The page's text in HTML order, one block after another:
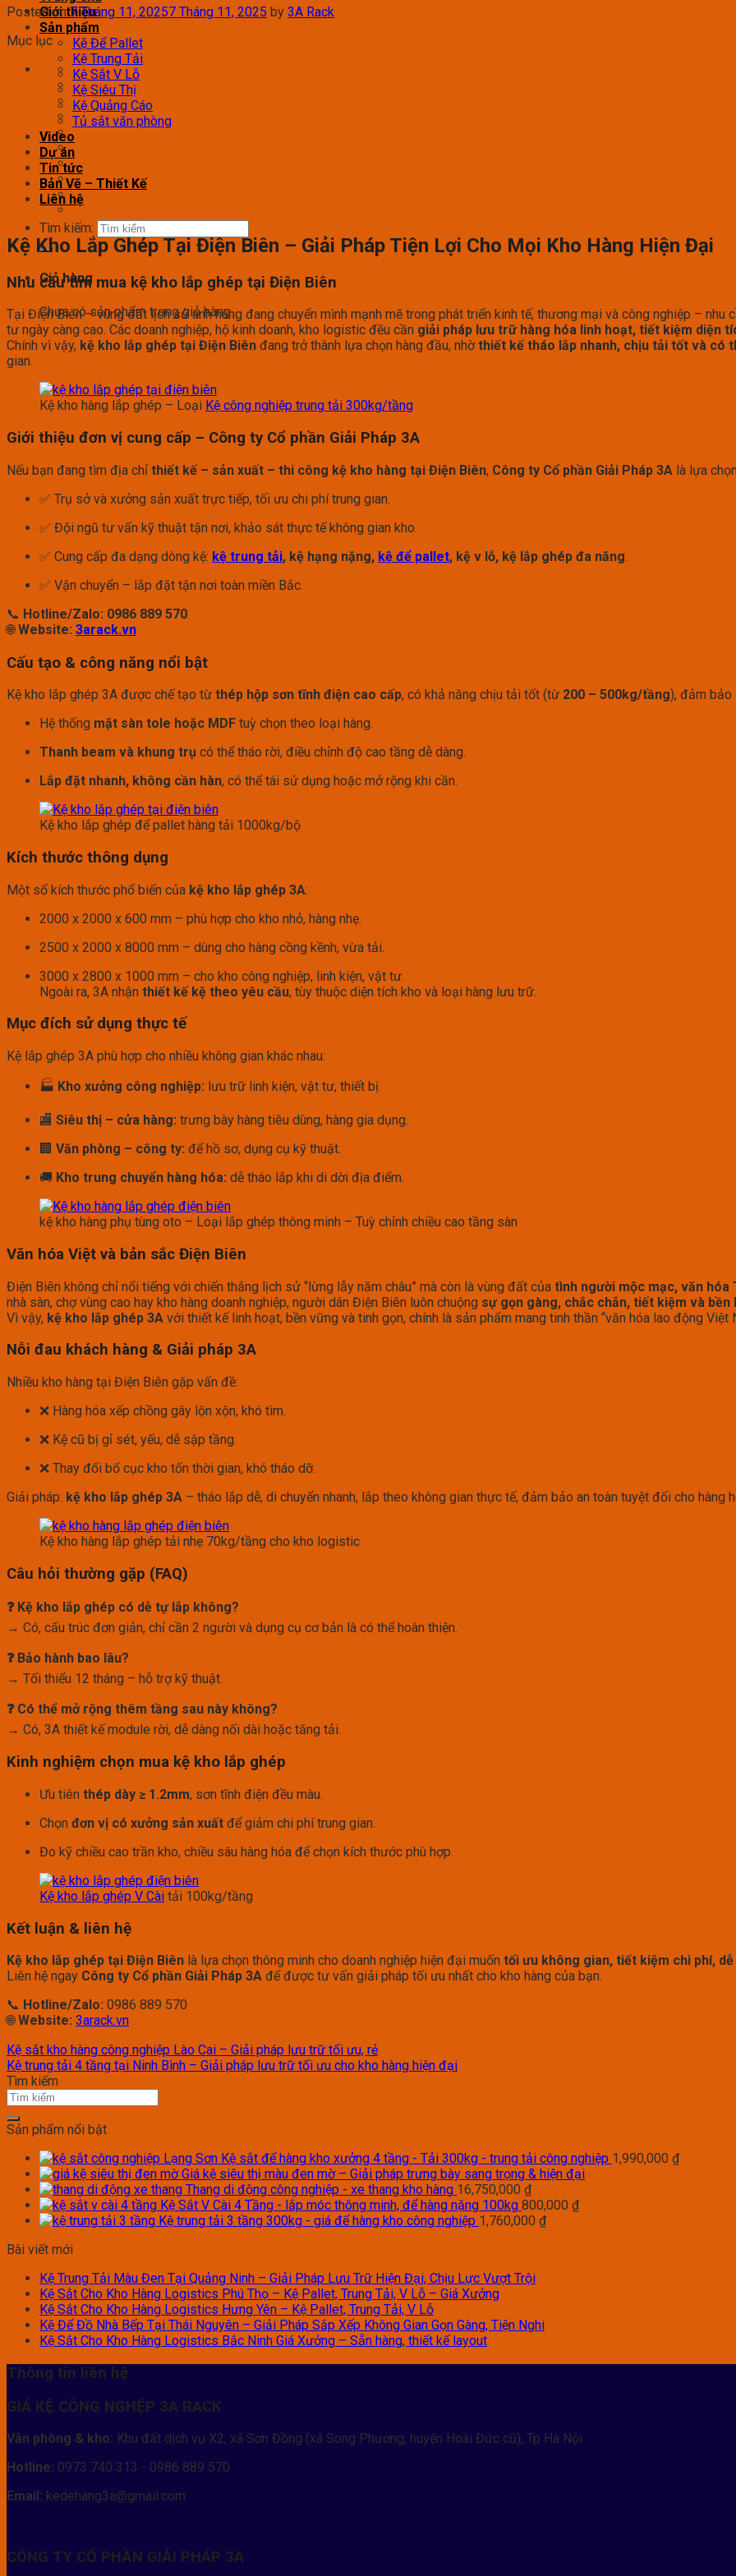
Giới thiệu
Sản phẩm
Kệ Để Pallet
Kệ Trung Tải
Kệ Sắt V Lỗ
Kệ Siêu Thị
Kệ Quảng Cáo
Tủ sắt văn phòng
Video
Dự án
Tin tức
Bản Vẽ – Thiết Kế
Liên hệ
Tìm kiếm:
Giỏ hàng
Chưa có sản phẩm trong giỏ hàng.
Posted on7 Tháng 11, 20257 Tháng 11, 2025 by 3A Rack
Mục lục
Kệ Kho Lắp Ghép Tại Điện Biên – Giải Pháp Tiện Lợi Cho Mọi Kho Hàng Hiện Đại
Nhu cầu tìm mua kệ kho lắp ghép tại Điện Biên
Tại Điện Biên – vùng đất lịch sử anh hùng đang chuyển mình mạnh mẽ trong phát triển kinh tế, thương mại và công nghiệp – nhu
tư ngày càng cao. Các doanh nghiệp, hộ kinh doanh, kho logistic đều cần giải pháp lưu trữ hàng hóa linh hoạt, tiết kiệm diện
Chính vì vậy, kệ kho lắp ghép tại Điện Biên đang trở thành lựa chọn hàng đầu, nhờthiết kế tháo lắp nhanh, chịu tải tốt và có
gian.
Kệ kho hàng lắp ghép – Loại Kệ công nghiệp trung tải 300kg/tầng
Giới thiệu đơn vị cung cấp – Công ty Cổ phần Giải Pháp 3A
Nếu bạn đang tìm địa chỉ thiết kế – sản xuất – thi công kệ kho hàng tại Điện Biên, Công ty Cổ phần Giải Pháp 3A là lựa
✅ Trụ sở và xưởng sản xuất trực tiếp, tối ưu chi phí trung gian.
✅ Đội ngũ tư vấn kỹ thuật tận nơi, khảo sát thực tế không gian kho.
✅ Cung cấp đa dạng dòng kệ: kệ trung tải, kệ hạng nặng, kệ để pallet, kệ v lỗ, kệ lắp ghép đa năng.
✅ Vận chuyển – lắp đặt tận nơi toàn miền Bắc.
📞 Hotline/Zalo: 0986 889 570
🌐Website: 3arack.vn
Cấu tạo & công năng nổi bật
Kệ kho lắp ghép 3A được chế tạo từ thép hộp sơn tĩnh điện cao cấp, có khả năng chịu tải tốt (từ 200 – 500kg/tầng), đảm bảo
Hệ thống mặt sàn tole hoặc MDF tuỳ chọn theo loại hàng.
Thanh beam và khung trụ có thể tháo rời, điều chỉnh độ cao tầng dễ dàng.
Lắp đặt nhanh, không cần hàn, có thể tái sử dụng hoặc mở rộng khi cần.
Kệ kho lắp ghép để pallet hàng tải 1000kg/bộ
Kích thước thông dụng
Một số kích thước phổ biến của kệ kho lắp ghép 3A:
2000 x 2000 x 600 mm – phù hợp cho kho nhỏ, hàng nhẹ.
2500 x 2000 x 8000 mm – dùng cho hàng cồng kềnh, vừa tải.
3000 x 2800 x 1000 mm – cho kho công nghiệp, linh kiện, vật tư.
Ngoài ra, 3A nhận thiết kế kệ theo yêu cầu, tùy thuộc diện tích kho và loại hàng lưu trữ.
Mục đích sử dụng thực tế
Kệ lắp ghép 3A phù hợp cho nhiều không gian khác nhau:
🏭 Kho xưởng công nghiệp: lưu trữ linh kiện, vật tư, thiết bị.
🏬 Siêu thị – cửa hàng: trưng bày hàng tiêu dùng, hàng gia dụng.
🏢 Văn phòng – công ty: để hồ sơ, dụng cụ kỹ thuật.
🚚 Kho trung chuyển hàng hóa: dễ tháo lắp khi di dời địa điểm.
kệ kho hàng phụ tùng oto – Loại lắp ghép thông minh – Tuỳ chỉnh chiều cao tầng sàn
Văn hóa Việt và bản sắc Điện Biên
Điện Biên không chỉ nổi tiếng với chiến thắng lịch sử “lừng lẫy năm châu” mà còn là vùng đất của tình người mộc mạc, văn hóa
nhà sàn, chợ vùng cao hay kho hàng doanh nghiệp, người dân Điện Biên luôn chuộng sự gọn gàng, chắc chắn, tiết kiệm và bền
Vì vậy, kệ kho lắp ghép 3A với thiết kế linh hoạt, bền vững và tinh gọn, chính là sản phẩm mang tinh thần “văn hóa lao động Việt
Nỗi đau khách hàng & Giải pháp 3A
Nhiều kho hàng tại Điện Biên gặp vấn đề:
❌ Hàng hóa xếp chồng gây lộn xộn, khó tìm.
❌ Kệ cũ bị gỉ sét, yếu, dễ sập tầng.
❌ Thay đổi bố cục kho tốn thời gian, khó tháo dỡ.
Giải pháp: kệ kho lắp ghép 3A – tháo lắp dễ, di chuyển nhanh, lắp theo không gian thực tế, đảm bảo an toàn tuyệt đối cho hàng
Kệ kho hàng lắp ghép tải nhẹ 70kg/tầng cho kho logistic
Câu hỏi thường gặp (FAQ)
❓ Kệ kho lắp ghép có dễ tự lắp không?
→ Có, cấu trúc đơn giản, chỉ cần 2 người và dụng cụ cơ bản là có thể hoàn thiện.
❓ Bảo hành bao lâu?
→ Tối thiểu 12 tháng – hỗ trợ kỹ thuật.
❓ Có thể mở rộng thêm tầng sau này không?
→ Có, 3A thiết kế module rời, dễ dàng nối dài hoặc tăng tải.
Kinh nghiệm chọn mua kệ kho lắp ghép
Ưu tiên thép dày ≥ 1.2mm, sơn tĩnh điện đều màu.
Chọn đơn vị có xưởng sản xuất để giảm chi phí trung gian.
Đo kỹ chiều cao trần kho, chiều sâu hàng hóa để chọn kích thước phù hợp.
Kệ kho lắp ghép V Cài tải 100kg/tầng
Kết luận & liên hệ
Kệ kho lắp ghép tại Điện Biên là lựa chọn thông minh cho doanh nghiệp hiện đại muốn tối ưu không gian, tiết kiệm chi phí, dễ
Liên hệ ngay Công ty Cổ phần Giải Pháp 3A để được tư vấn giải pháp tối ưu nhất cho kho hàng của bạn.
📞 Hotline/Zalo: 0986 889 570
🌐Website: 3arack.vn
Kệ sắt kho hàng công nghiệp Lào Cai – Giải pháp lưu trữ tối ưu, rẻ
Kệ trung tải 4 tầng tại Ninh Bình – Giải pháp lưu trữ tối ưu cho kho hàng hiện đại
Tìm kiếm
Sản phẩm nổi bật
Kệ sắt để hàng kho xưởng 4 tầng - Tải 300kg - trung tải công nghiệp 1,990,000 ₫
Giá kệ siêu thị màu đen mờ – Giải pháp trưng bày sang trọng & hiện đại
Thang di động công nghiệp - xe thang kho hàng 16,750,000 ₫
Kệ Sắt V Cài 4 Tầng - lắp móc thông minh, để hàng nặng 100kg 800,000 ₫
Kệ trung tải 3 tầng 300kg - giá để hàng kho công nghiệp 1,760,000 ₫
Bài viết mới
Kệ Trung Tải Màu Đen Tại Quảng Ninh – Giải Pháp Lưu Trữ Hiện Đại, Chịu Lực Vượt Trội
Kệ Sắt Cho Kho Hàng Logistics Phú Thọ – Kệ Pallet, Trung Tải, V Lỗ – Giá Xưởng
Kệ Sắt Cho Kho Hàng Logistics Hưng Yên – Kệ Pallet, Trung Tải, V Lỗ
Kệ Để Đồ Nhà Bếp Tại Thái Nguyên – Giải Pháp Sắp Xếp Không Gian Gọn Gàng, Tiện Nghi
Kệ Sắt Cho Kho Hàng Logistics Bắc Ninh Giá Xưởng – Sẵn hàng, thiết kế layout
Thông tin liên hệ
GIÁ KỆ CÔNG NGHỆP 3A RACK
Văn phòng & kho: Khu đất dịch vụ X2, xã Sơn Đồng (xã Song Phương, huyện Hoài Đức cũ), Tp Hà Nội
Hotline: 0973 740 313 - 0986 889 570
Email: kedehang3a@gmail.com
CÔNG TY CỔ PHẦN GIẢI PHÁP 3A